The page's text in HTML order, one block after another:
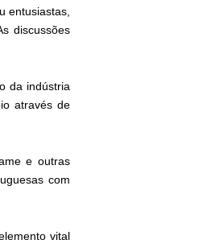
entusiastas,
discussões
da indústria
através de
e outras
com
vital